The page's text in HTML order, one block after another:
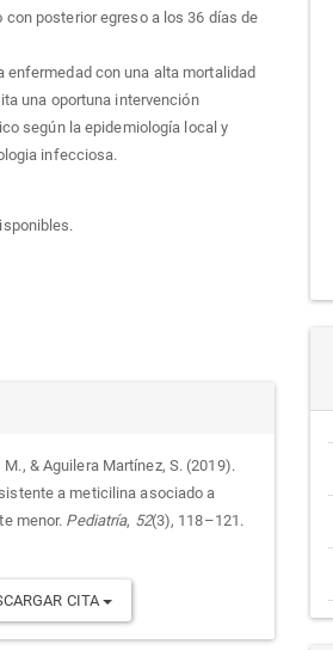
posterior egreso a los 36 días de
enfermedad con una alta mortalidad
una oportuna intervención
según la epidemiología local y
infecciosa.
& Aguilera Martínez, S. (2019).
a meticilina asociado a
menor. Pediatría, 52(3), 118–121.
CITA